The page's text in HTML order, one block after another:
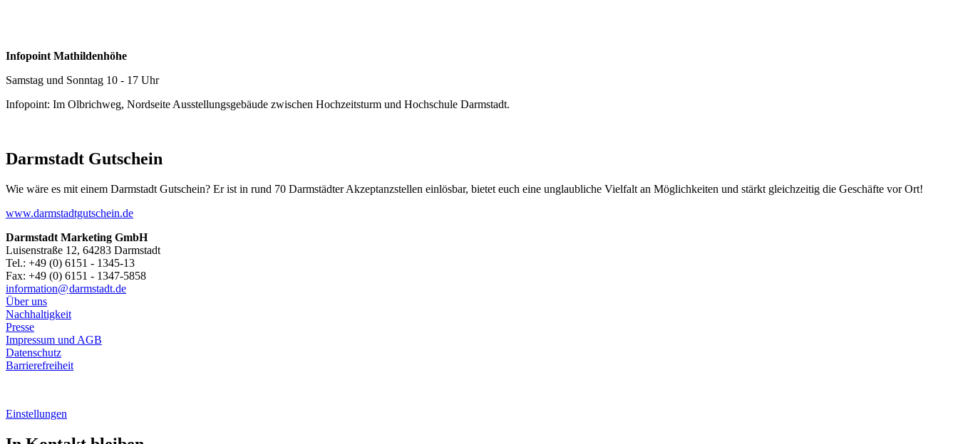
Infopoint Mathildenhöhe
Samstag und Sonntag 10 - 17 Uhr
Infopoint: Im Olbrichweg, Nordseite Ausstellungsgebäude zwischen Hochzeitsturm und Hochschule Darmstadt.
Darmstadt Gutschein
Wie wäre es mit einem Darmstadt Gutschein? Er ist in rund 70 Darmstädter Akzeptanzstellen einlösbar, bietet euch eine unglaubliche Vielfalt an Möglichkeiten und stärkt gleichzeitig die Geschäfte vor Ort!
www.darmstadtgutschein.de
Darmstadt Marketing GmbH
Luisenstraße 12, 64283 Darmstadt
Tel.: +49 (0) 6151 - 1345-13
Fax: +49 (0) 6151 - 1347-5858
information@darmstadt.de
Über uns
Nachhaltigkeit
Presse
Impressum und AGB
Datenschutz
Barrierefreiheit
Einstellungen